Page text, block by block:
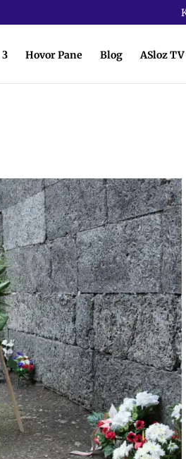
Hovor Pane Blog ASloz TV